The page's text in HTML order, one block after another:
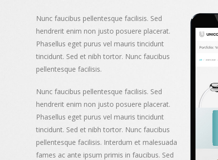
Nunc faucibus pellentesque facilisis. Sed
hendrerit enim non justo posuere placerat.
Phasellus eget purus vel mauris tincidunt
tincidunt. Sed et nibh tortor. Nunc faucibus
pellentesque facilisis.
Nunc faucibus pellentesque facilisis. Sed
hendrerit enim non justo posuere placerat.
Phasellus eget purus vel mauris tincidunt
tincidunt. Sed et nibh tortor. Nunc faucibus
pellentesque facilisis. Interdum et malesuada
fames ac ante ipsum primis in faucibus. Sed